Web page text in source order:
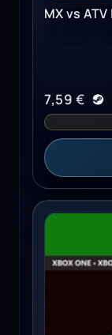
MX vs
7,59 €
Assetto